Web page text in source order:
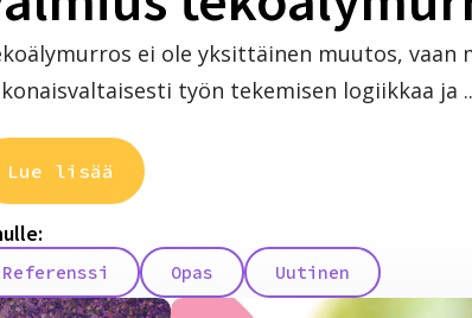
ei ole yksittäinen muutos, vaan
työn tekemisen logiikkaa ja
Lue lisää
Referenssi Opas Uutinen